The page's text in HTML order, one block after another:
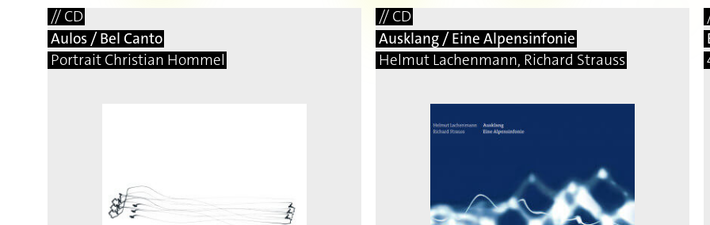
// CD
Aulos / Bel Canto
Portrait Christian Hommel
// CD
Ausklang / Eine Alpensinfonie
Helmut Lachenmann, Richard Strauss